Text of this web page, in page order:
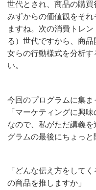
世代とされ、商品の購買
みずからの価値観をそ
ますね。次の消費トレ
る）世代ですから、商
女らの行動様式を分析
い。
今回のプログラムに集
「マーケティングに興
なので、私がただ講義
グラムの最後にちょっと
「どんな伝え方をして
の商品を推しますか」